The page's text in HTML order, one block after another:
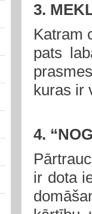
3.
Katram
pats
kuras ir
4.
ir dota